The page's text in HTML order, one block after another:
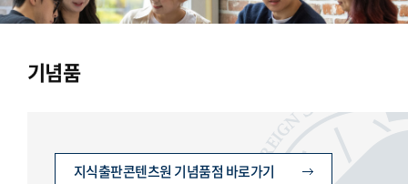
기념품
지식출판콘텐츠원 기념품점 바로가기